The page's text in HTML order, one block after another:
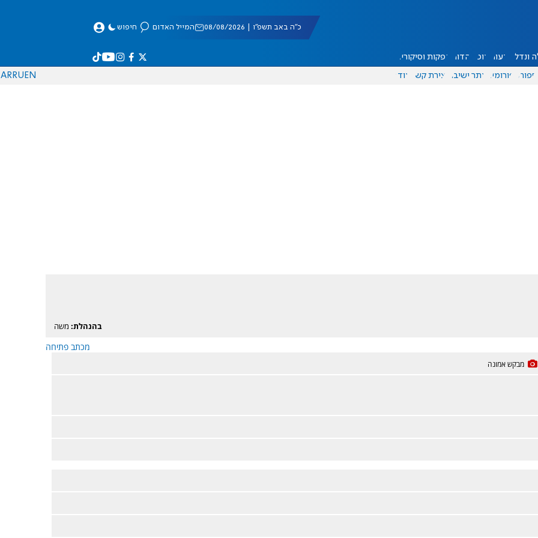
כ"ה באב תשפ"ו | 08/08/2026 המייל האדום חיפוש
ונדל"ן דעות אוכל יהדות הפקות וסיקורים
ספורט פורומים אתר ישיבה יצירת קשר עוד EN
RU
AR
בהנהלת: משה
מכתב פתיחה
מבקש אמונה